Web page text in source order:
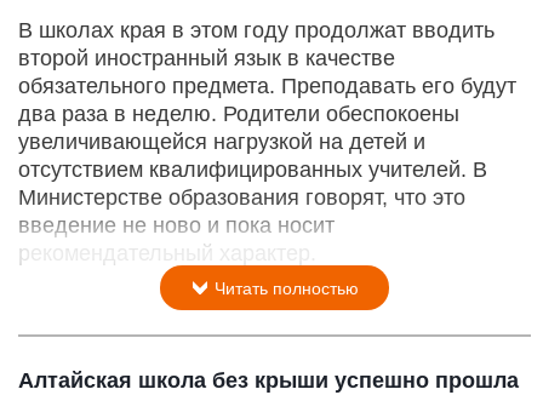
В школах края в этом году продолжат вводить
второй иностранный язык в качестве
обязательного предмета. Преподавать его будут
два раза в неделю. Родители обеспокоены
увеличивающейся нагрузкой на детей и
отсутствием квалифицированных учителей. В
Министерстве образования говорят, что это
введение не ново и пока носит
рекомендательный характер.
Читать полностью
Алтайская школа без крыши успешно прошла